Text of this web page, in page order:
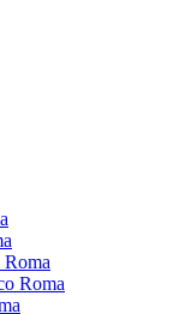
Roma